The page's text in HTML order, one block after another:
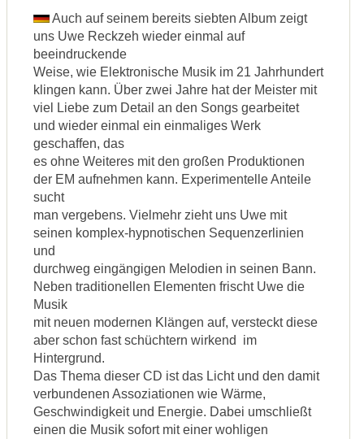
Auch auf seinem bereits siebten Album zeigt
uns Uwe Reckzeh wieder einmal auf
beeindruckende
Weise, wie Elektronische Musik im 21 Jahrhundert
klingen kann. Über zwei Jahre hat der Meister mit
viel Liebe zum Detail an den Songs gearbeitet
und wieder einmal ein einmaliges Werk
geschaffen, das
es ohne Weiteres mit den großen Produktionen
der EM aufnehmen kann. Experimentelle Anteile
sucht
man vergebens. Vielmehr zieht uns Uwe mit
seinen komplex-hypnotischen Sequenzerlinien
und
durchweg eingängigen Melodien in seinen Bann.
Neben traditionellen Elementen frischt Uwe die
Musik
mit neuen modernen Klängen auf, versteckt diese
aber schon fast schüchtern wirkend im
Hintergrund.
Das Thema dieser CD ist das Licht und den damit
verbundenen Assoziationen wie Wärme,
Geschwindigkeit und Energie. Dabei umschließt
einen die Musik sofort mit einer wohligen